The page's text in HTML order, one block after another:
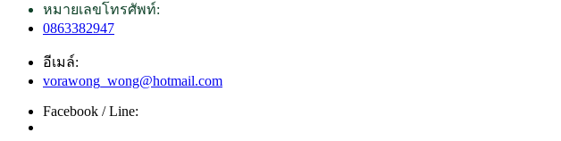
หมายเลขโทรศัพท์:
0863382947
อีเมล์:
vorawong_wong@hotmail.com
Facebook / Line: